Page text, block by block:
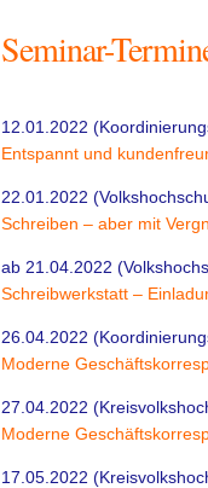
Seminar-
12.01.2022
Entspannt und
22.01.2022
Schreiben – aber mit
ab 21.04.2022
Schreibwerkstatt –
26.04.2022
Moderne
27.04.2022
Moderne
17.05.2022